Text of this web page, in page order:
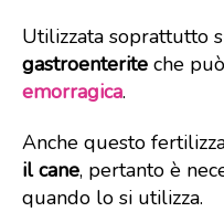
Utilizzata soprattutto
gastroenterite che
emorragica.
Anche questo
il cane, pertanto è
quando lo si utilizza.